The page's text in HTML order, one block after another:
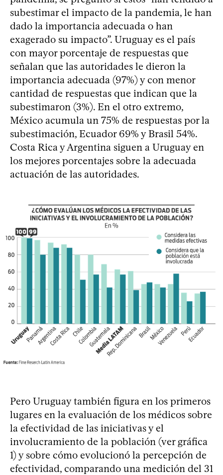
subestimar el impacto de la pandemia, le han
dado la importancia adecuada o han
exagerado su impacto”. Uruguay es el país
con mayor porcentaje de respuestas que
señalan que las autoridades le dieron la
importancia adecuada (97%) y con menor
cantidad de respuestas que indican que la
subestimaron (3%). En el otro extremo,
México acumula un 75% de respuestas por la
subestimación, Ecuador 69% y Brasil 54%.
Costa Rica y Argentina siguen a Uruguay en
los mejores porcentajes sobre la adecuada
actuación de las autoridades.
Pero Uruguay también figura en los primeros
lugares en la evaluación de los médicos sobre
la efectividad de las iniciativas y el
involucramiento de la población (ver gráfica
1) y sobre cómo evolucionó la percepción de
efectividad, comparando una medición del 31